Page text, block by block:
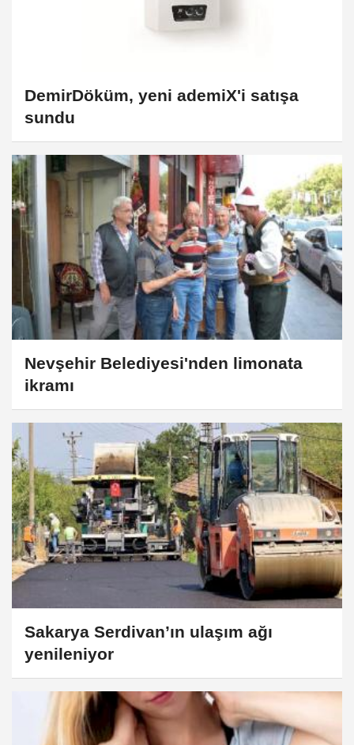
DemirDöküm, yeni ademiX'i satışa
sundu
Nevşehir Belediyesi'nden limonata
ikramı
Sakarya Serdivan’ın ulaşım ağı
yenileniyor